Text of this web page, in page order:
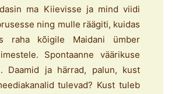
ma Kiievisse ja mind viidi
ning mulle räägiti, kuidas
raha kõigile Maidani ümber
Spontaanne väärikuse
Daamid ja härrad, palun, kust
tulevad? Kust tuleb